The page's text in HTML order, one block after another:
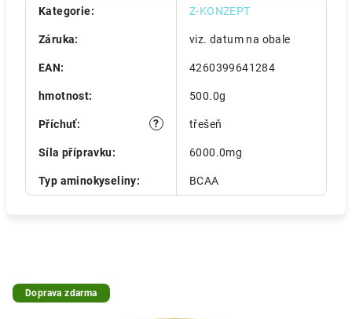
Kategorie: Z-KONZEPT
Záruka: viz. datum na obale
EAN: 4260399641284
hmotnost: 500.0g
?
Příchuť: třešeň
Síla přípravku: 6000.0mg
Typ aminokyseliny: BCAA
Doprava zdarma